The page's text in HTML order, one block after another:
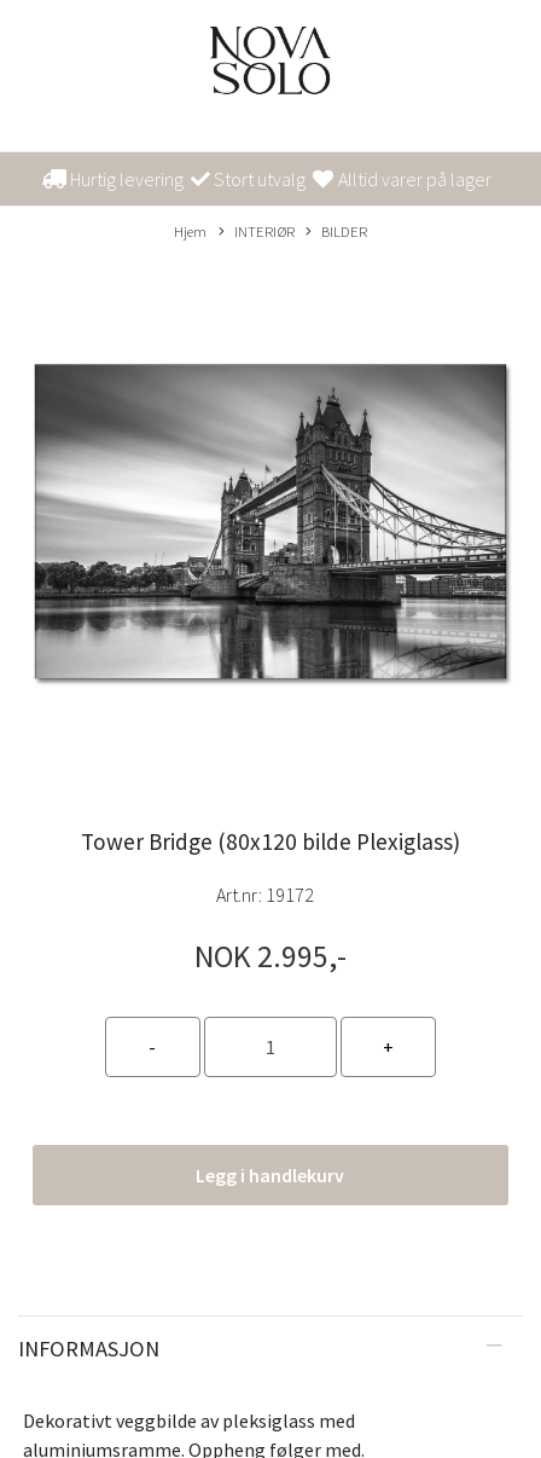
Hurtig levering Stort utvalg Alltid varer på lager
Hjem INTERIØR BILDER
Tower Bridge (80x120 bilde Plexiglass)
Art.nr: 19172
NOK 2.995,-
Legg i handlekurv
INFORMASJON
Dekorativt veggbilde av pleksiglass med
aluminiumsramme. Oppheng følger med.